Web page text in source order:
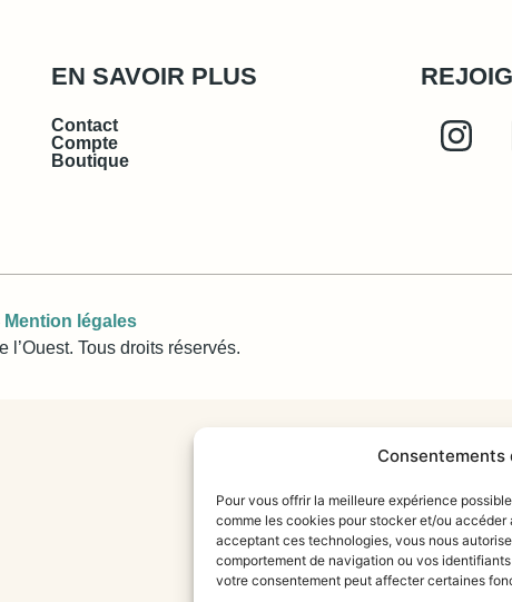
Consentements
Pour vous offrir la meilleure expérience
comme les cookies pour stocker et/ou accéder
acceptant ces technologies, vous nous
comportement de navigation ou vos
votre consentement peut affecter certaines
EN SAVOIR PLUS
Contact
Compte
Boutique
Mention légales
Tous droits réservés.